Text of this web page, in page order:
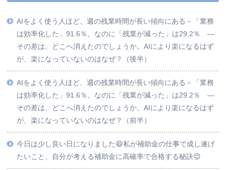
AIをよく使う人ほど、週の残業時間が長い傾向にある－「業務
は効率化した」91.6％。なのに「残業が減った」は29.2％ ―
その差は、どこへ消えたのでしょうか。AIにより楽になるはず
が、楽になっていないのはなぜ？（後半）
AIをよく使う人ほど、週の残業時間が長い傾向にある－「業務
は効率化した」91.6％。なのに「残業が減った」は29.2％ ―
その差は、どこへ消えたのでしょうか。AIにより楽になるはず
が、楽になっていないのはなぜ？（前半）
今日は少し良い日になりました😄私が補助金の仕事で成し遂げ
たいこと、自分が考える補助金に高確率で合格する秘訣😊